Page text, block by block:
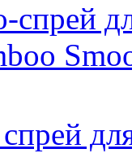
спрей